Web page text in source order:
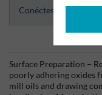
Conéctese para
Surface Preparation –
poorly adhering oxides
mill oils and drawing